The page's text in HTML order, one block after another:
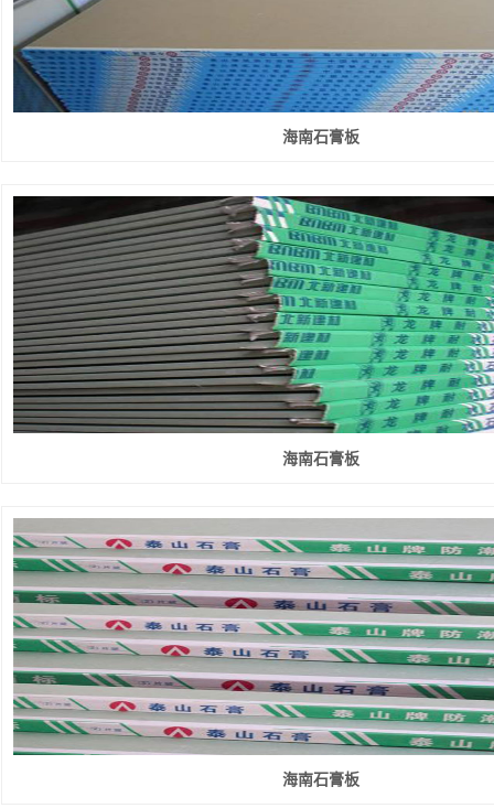
海南石膏板
海南石膏板
海南石膏板